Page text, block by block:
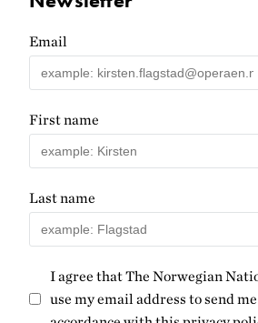
Email
First name
Last name
I agree that The Norwegian
use my email address to send